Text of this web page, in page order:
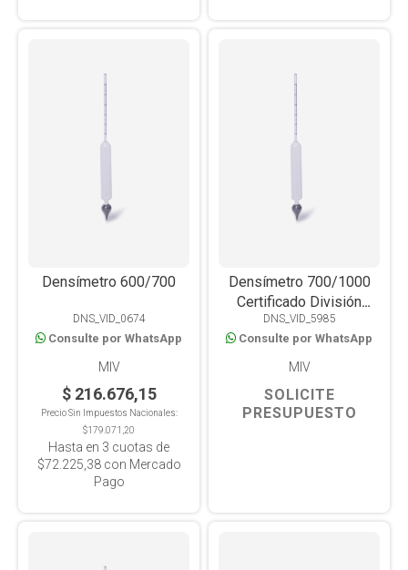
Densímetro 600/700
DNS_VID_0674
Consulte por WhatsApp
MIV
$ 216.676,15
Precio Sin Impuestos Nacionales:
$179.071,20
Hasta en 3 cuotas de
$72.225,38con Mercado
Pago
Densímetro 700/1000
Certificado División
0.005 G/ML
DNS_VID_5985
Consulte por WhatsApp
MIV
SOLICITE
PRESUPUESTO